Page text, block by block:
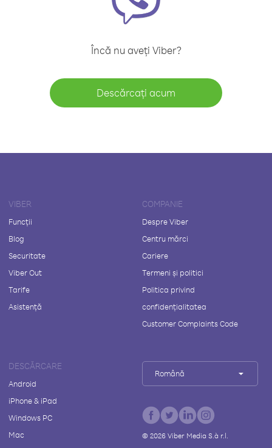
Încă nu aveți Viber?
Descărcați acum
VIBER
Funcții
Blog
Securitate
Viber Out
Tarife
Asistență
COMPANIE
Despre Viber
Centru mărci
Cariere
Termeni și politici
Politica privind
confidențialitatea
Customer Complaints Code
DESCĂRCARE
Android
iPhone & iPad
Windows PC
Mac
Română
© 2026Viber Media S.à r.l.